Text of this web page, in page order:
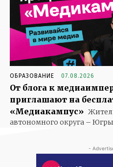
ОБРАЗОВАНИЕ 07.08.2026
От блога к
приглашают на
«Медиакампус»
автономного округа –
-